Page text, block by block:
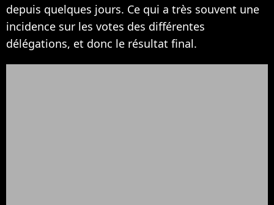
depuis quelques jours. Ce qui a très souvent une
incidence sur les votes des différentes
délégations, et donc le résultat final.